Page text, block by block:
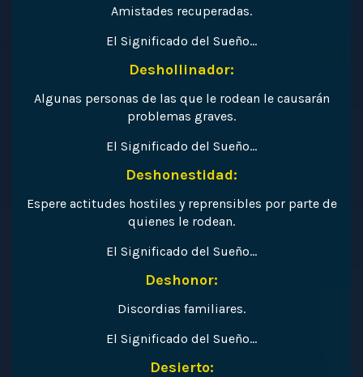
Amistades recuperadas.
El Significado del Sueño…
Deshollinador:
Algunas personas de las que le rodean le causarán
problemas graves.
El Significado del Sueño…
Deshonestidad:
Espere actitudes hostiles y reprensibles por parte de
quienes le rodean.
El Significado del Sueño…
Deshonor:
Discordias familiares.
El Significado del Sueño…
Desierto: